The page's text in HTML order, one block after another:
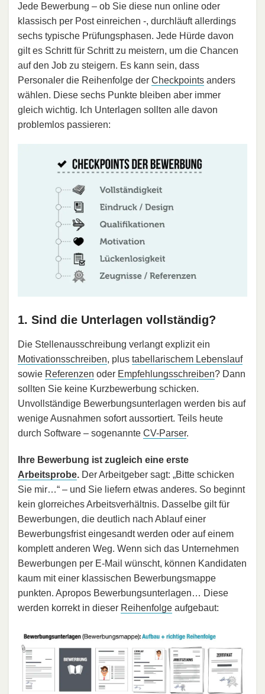
Jede Bewerbung – ob Sie diese nun online oder
klassisch per Post einreichen -, durchläuft allerdings
sechs typische Prüfungsphasen. Jede Hürde davon
gilt es Schritt für Schritt zu meistern, um die Chancen
auf den Job zu steigern. Es kann sein, dass
Personaler die Reihenfolge der Checkpoints anders
wählen. Diese sechs Punkte bleiben aber immer
gleich wichtig. Ich Unterlagen sollten alle davon
problemlos passieren:
1. Sind die Unterlagen vollständig?
Die Stellenausschreibung verlangt explizit ein
Motivationsschreiben, plus tabellarischem Lebenslauf
sowie Referenzen oder Empfehlungsschreiben? Dann
sollten Sie keine Kurzbewerbung schicken.
Unvollständige Bewerbungsunterlagen werden bis auf
wenige Ausnahmen sofort aussortiert. Teils heute
durch Software – sogenannte CV-Parser.
Ihre Bewerbung ist zugleich eine erste
Arbeitsprobe. Der Arbeitgeber sagt: „Bitte schicken
Sie mir…“ – und Sie liefern etwas anderes. So beginnt
kein glorreiches Arbeitsverhältnis. Dasselbe gilt für
Bewerbungen, die deutlich nach Ablauf einer
Bewerbungsfrist eingesandt werden oder auf einem
komplett anderen Weg. Wenn sich das Unternehmen
Bewerbungen per E-Mail wünscht, können Kandidaten
kaum mit einer klassischen Bewerbungsmappe
punkten. Apropos Bewerbungsunterlagen… Diese
werden korrekt in dieser Reihenfolge aufgebaut: